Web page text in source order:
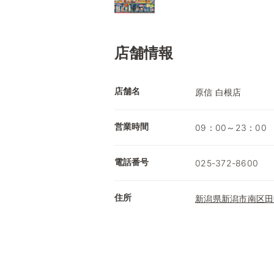
店舗情報
店舗名 原信 白根店
営業時間 09：00～23：00
電話番号 025-372-8600
住所 新潟県新潟市南区